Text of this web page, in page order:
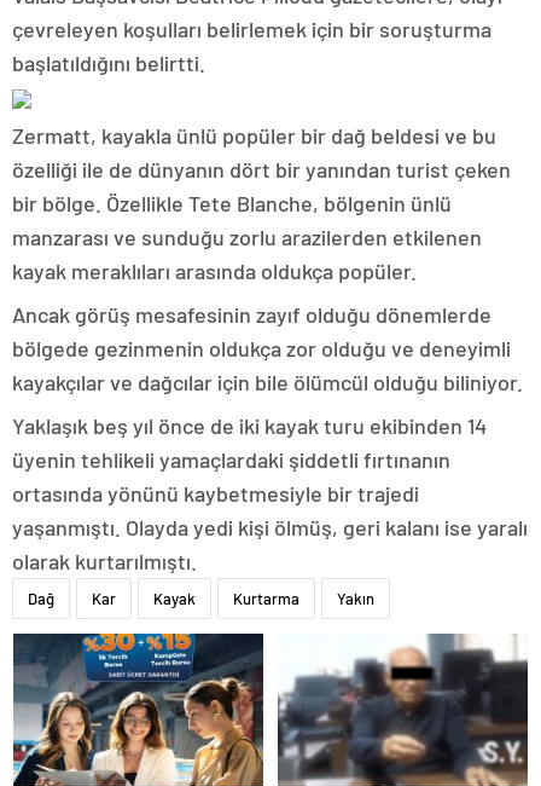
çevreleyen koşulları belirlemek için bir soruşturma
başlatıldığını belirtti.
Zermatt, kayakla ünlü popüler bir dağ beldesi ve bu
özelliği ile de dünyanın dört bir yanından turist çeken
bir bölge. Özellikle Tete Blanche, bölgenin ünlü
manzarası ve sunduğu zorlu arazilerden etkilenen
kayak meraklıları arasında oldukça popüler.
Ancak görüş mesafesinin zayıf olduğu dönemlerde
bölgede gezinmenin oldukça zor olduğu ve deneyimli
kayakçılar ve dağcılar için bile ölümcül olduğu biliniyor.
Yaklaşık beş yıl önce de iki kayak turu ekibinden 14
üyenin tehlikeli yamaçlardaki şiddetli fırtınanın
ortasında yönünü kaybetmesiyle bir trajedi
yaşanmıştı. Olayda yedi kişi ölmüş, geri kalanı ise yaralı
olarak kurtarılmıştı.
Dağ Kar Kayak Kurtarma Yakın